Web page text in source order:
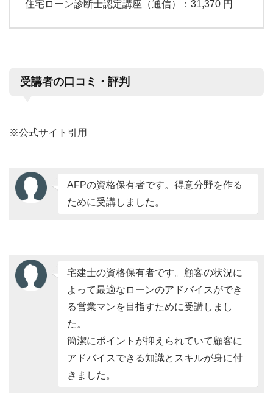
住宅ローン診断士認定講座（通信）：31,370 円
受講者の口コミ・評判
※公式サイト引用
AFPの資格保有者です。得意分野を作る
ために受講しました。
宅建士の資格保有者です。顧客の状況に
よって最適なローンのアドバイスができ
る営業マンを目指すために受講しまし
た。
簡潔にポイントが抑えられていて顧客に
アドバイスできる知識とスキルが身に付
きました。